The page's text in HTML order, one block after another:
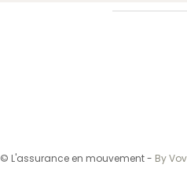
© L'assurance en mouvement - By